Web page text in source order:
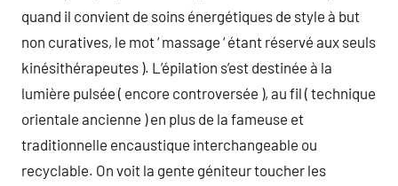
quand il convient de soins énergétiques de style à but
non curatives, le mot ‘ massage ‘ étant réservé aux seuls
kinésithérapeutes ). L’épilation s’est destinée à la
lumière pulsée ( encore controversée ), au fil ( technique
orientale ancienne ) en plus de la fameuse et
traditionnelle encaustique interchangeable ou
recyclable. On voit la gente géniteur toucher les